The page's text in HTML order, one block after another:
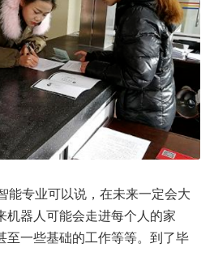
能专业可以说，在未来一定会大
机器人可能会走进每个人的家
至一些基础的工作等等。到了毕